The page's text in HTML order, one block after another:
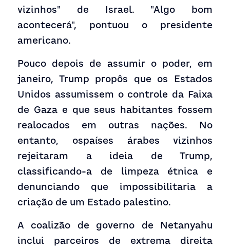
vizinhos" de Israel. "Algo bom
acontecerá", pontuou o presidente
americano.
Pouco depois de assumir o poder, em
janeiro, Trump propôs que os Estados
Unidos assumissem o controle da Faixa
de Gaza e que seus habitantes fossem
realocados em outras nações. No
entanto, ospaíses árabes vizinhos
rejeitaram a ideia de Trump,
classificando-a de limpeza étnica e
denunciando que impossibilitaria a
criação de um Estado palestino.
A coalizão de governo de Netanyahu
inclui parceiros de extrema direita